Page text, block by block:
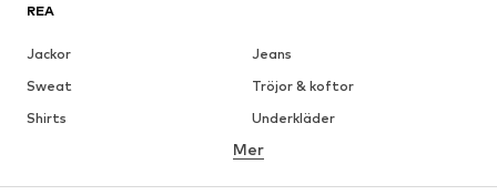
REA
Jackor
Jeans
Sweat
Tröjor & koftor
Shirts
Underkläder
Skjortor
Mer